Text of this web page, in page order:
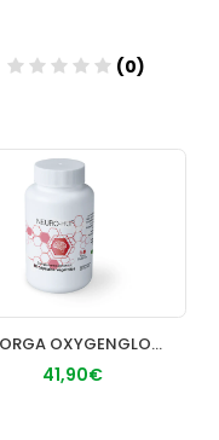
(0)
Añadir
FILORGA OXYGENGLOW CREMA 50 ML ILUMIN
41,90€